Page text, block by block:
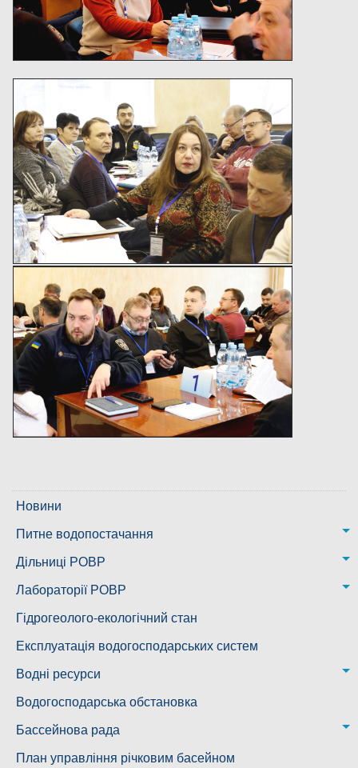
Новини
Питне водопостачання
м. Миколаїв
Казанківська ТГ
Дільниці РОВР
Новоодеська дільниця – водогін № 1,2
Воскресенська дільниця – водогін № 3
Ковалівська дільниця
Новобузька дільниця
Снігурівська дільниця
Дільниця з обслуговування насосного обладнання та
водоочисних установок
Лабораторії РОВР
Лабораторія моніторингу вод
Лабораторія питного водопостачання
Гідрогеолого-екологічний стан
Експлуатація водогосподарських систем
Водні ресурси
Режими роботи водних об’єктів
Водогосподарська обстановка
Бассейнова рада
Басейнова рада Південного Бугу
План управління річковим басейном